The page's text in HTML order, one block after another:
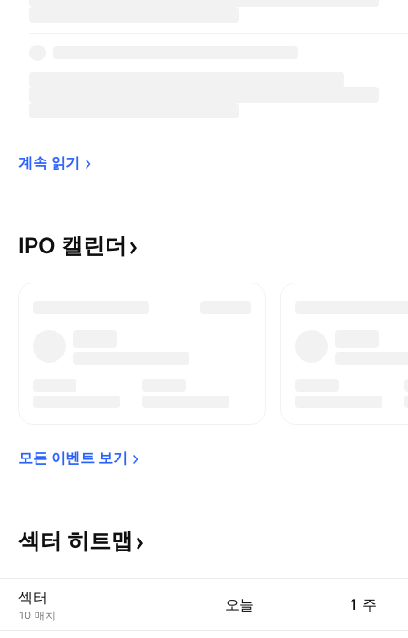
계속 읽기
IPO 캘린더
모든 이벤트 보기
섹터 히트맵
섹터
10 매치
오늘 1 주